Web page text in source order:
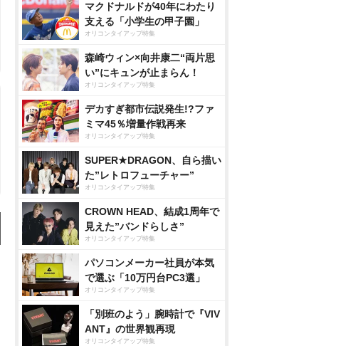
マクドナルドが40年にわたり
支える「小学生の甲子園」
オリコンタイアップ特集
森崎ウィン×向井康二“両片思
い”にキュンが止まらん！
オリコンタイアップ特集
デカすぎ都市伝説発生!?ファ
ミマ45％増量作戦再来
オリコンタイアップ特集
SUPER★DRAGON、自ら描い
た”レトロフューチャー”
オリコンタイアップ特集
CROWN HEAD、結成1周年で
見えた”バンドらしさ”
オリコンタイアップ特集
パソコンメーカー社員が本気
で選ぶ「10万円台PC3選」
オリコンタイアップ特集
「別班のよう」腕時計で『VIV
ANT』の世界観再現
オリコンタイアップ特集